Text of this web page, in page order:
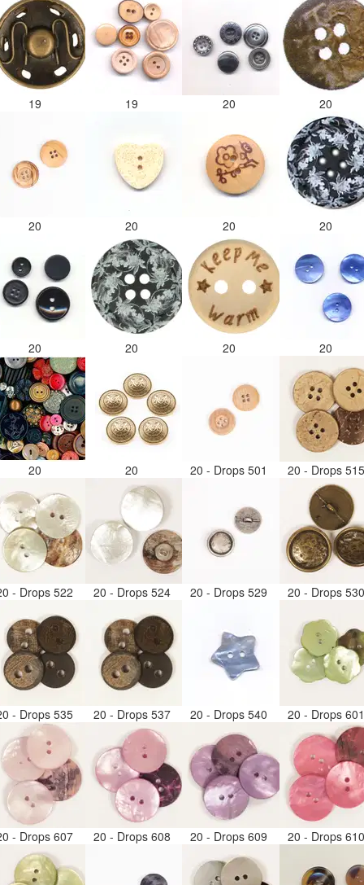
19 19 20 20
20 20 20 20
20 20 20 20
20 20 20 - Drops 501 20 - Drops
- Drops 522 20 - Drops 524 20 - Drops 529 20 - Drops
- Drops 535 20 - Drops 537 20 - Drops 540 20 - Drops
- Drops 607 20 - Drops 608 20 - Drops 609 20 - Drops